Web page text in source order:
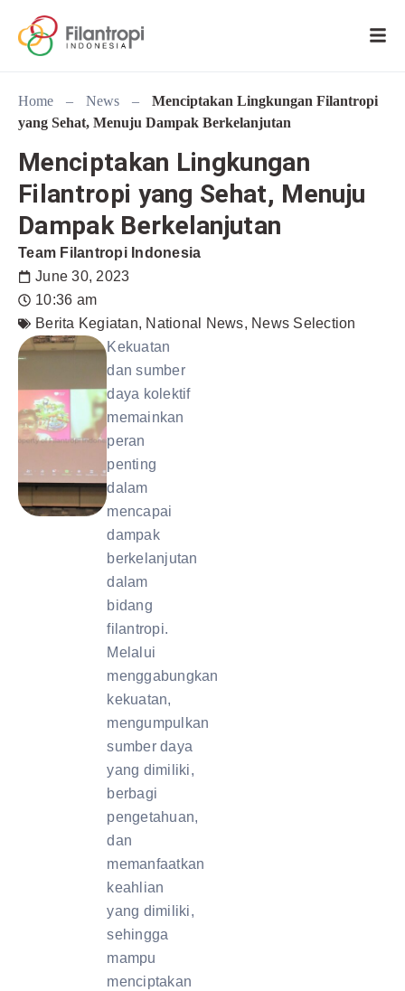
Home – News –
Menciptakan Lingkungan Filantropi
yang Sehat, Menuju Dampak Berkelanjutan
Menciptakan Lingkungan
Filantropi yang Sehat, Menuju
Dampak Berkelanjutan
Team Filantropi Indonesia
June 30, 2023
10:36 am
Berita Kegiatan, National News, News Selection
Kekuatan
dan sumber
daya kolektif
memainkan
peran
penting
dalam
mencapai
dampak
berkelanjutan
dalam
bidang
filantropi.
Melalui
menggabungkan
kekuatan,
mengumpulkan
sumber daya
yang dimiliki,
berbagi
pengetahuan,
dan
memanfaatkan
keahlian
yang dimiliki,
sehingga
mampu
menciptakan